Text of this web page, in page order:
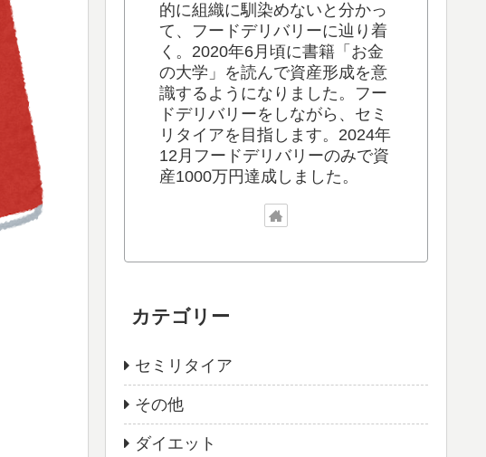
的に組織に馴染めないと分かっ
て、フードデリバリーに辿り着
く。2020年6月頃に書籍「お金
の大学」を読んで資産形成を意
識するようになりました。フー
ドデリバリーをしながら、セミ
リタイアを目指します。2024年
12月フードデリバリーのみで資
産1000万円達成しました。
カテゴリー
セミリタイア
その他
ダイエット